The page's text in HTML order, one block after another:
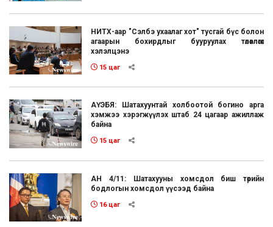
НИТХ-аар "Сэлбэ ухаалаг хот" тусгай бүс болон
агаарын бохирдлыг бууруулах төлөвлөгөөг
хэлэлцэнэ
15 цаг
АҮЭБЯ: Шатахуунтай холбоотой богино арга
хэмжээ хэрэгжүүлэх штаб 24 цагаар ажиллаж
байна
15 цаг
АН 4/11: Шатахууны хомсдол биш төрийн
бодлогын хомсдол үүсээд байна
16 цаг